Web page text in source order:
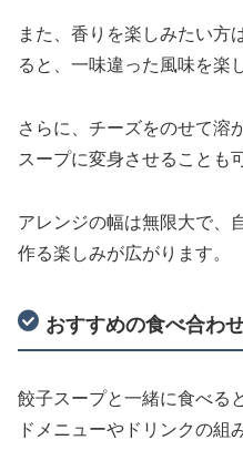
また、香りを楽しみたい方
ると、一味違った風味を楽
さらに、チーズをのせて溶
スープに変身させることも
アレンジの幅は無限大で、
作る楽しみが広がります。
おすすめの食べ合わ
餃子スープと一緒に食べる
ドメニューやドリンクの組